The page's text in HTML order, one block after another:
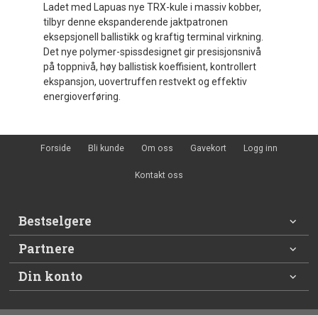
Ladet med Lapuas nye TRX-kule i massiv kobber,
tilbyr denne ekspanderende jaktpatronen
eksepsjonell ballistikk og kraftig terminal virkning.
Det nye polymer-spissdesignet gir presisjonsnivå
på toppnivå, høy ballistisk koeffisient, kontrollert
ekspansjon, uovertruffen restvekt og effektiv
energioverføring.
Forside Bli kunde Om oss Gavekort Logg inn
Kontakt oss
Bestselgere
Partnere
Din konto